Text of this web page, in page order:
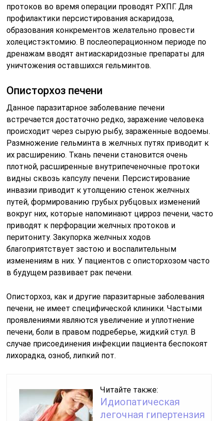
протоков во время операции проводят РХПГ. Для
профилактики персистирования аскаридоза,
образования конкрементов желательно провести
холецистэктомию. В послеоперационном периоде по
дренажам вводят антиаскаридозные препараты для
уничтожения оставшихся гельминтов.
Описторхоз печени
Данное паразитарное заболевание печени
встречается достаточно редко, заражение человека
происходит через сырую рыбу, зараженные водоемы.
Размножение гельминта в желчных путях приводит к
их расширению. Ткань печени становится очень
плотной, расширенные внутрипеченочные протоки
видны сквозь капсулу печени. Персистирование
инвазии приводит к утолщению стенок желчных
путей, формированию грубых рубцовых изменений
вокруг них, которые напоминают цирроз печени, часто
приводят к перфорации желчных протоков и
перитониту. Закупорка желчных ходов
благоприятствует застою и воспалительным
изменениям в них. У пациентов с описторхозом часто
в будущем развивает рак печени.
Описторхоз, как и другие паразитарные заболевания
печени, не имеет специфической клиники. Частыми
проявлениями являются увеличение и уплотнение
печени, боли в правом подреберье, жидкий стул. В
случае присоединения инфекции пациента беспокоят
лихорадка, озноб, липкий пот.
Читайте также:
Идиопатическая
легочная гипертензия